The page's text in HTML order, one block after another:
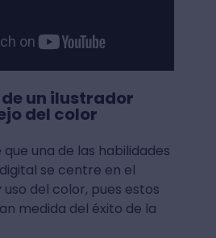
un ilustrador
del color
que una de las habilidades
se centre en el
del color, pues estos
medida del éxito de la